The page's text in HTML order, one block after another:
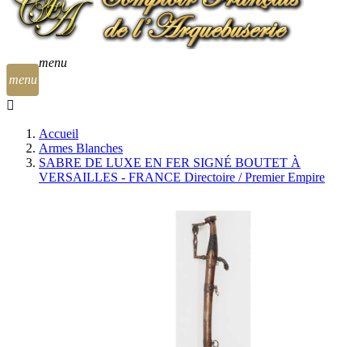
menu
menu
Accueil
Armes Blanches
SABRE DE LUXE EN FER SIGNÉ BOUTET À
VERSAILLES - FRANCE Directoire / Premier Empire